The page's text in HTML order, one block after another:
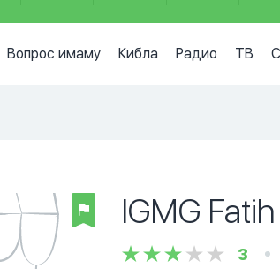
Вопрос имаму Кибла Радио ТВ
IGMG
3